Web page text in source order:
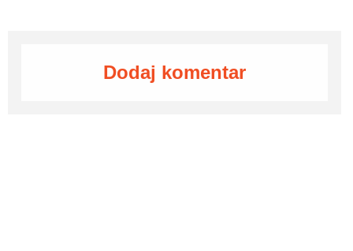
Dodaj komentar